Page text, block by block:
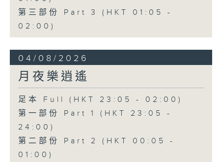
第三部份 Part 3 (HKT 01:05 -
02:00)
04/08/2026
月夜樂逍遙
足本 Full (HKT 23:05 - 02:00)
第一部份 Part 1 (HKT 23:05 -
24:00)
第二部份 Part 2 (HKT 00:05 -
01:00)